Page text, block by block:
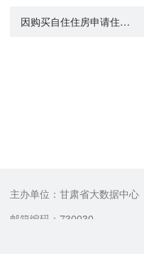
因购买自住住房申请住房公积金贷款
主办单位：甘肃省大数据中心
邮箱编码：730030